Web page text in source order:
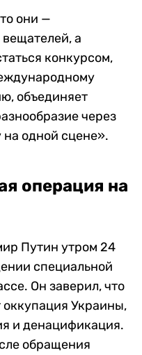
они —
а
конкурсом,
объединяет
через
одной сцене».
операция на
Путин утром 24
специальной
Он заверил, что
Украины,
и денацификация.
обращения